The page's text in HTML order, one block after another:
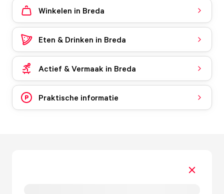
Winkelen in Breda
Eten & Drinken in Breda
Actief & Vermaak in Breda
Praktische informatie